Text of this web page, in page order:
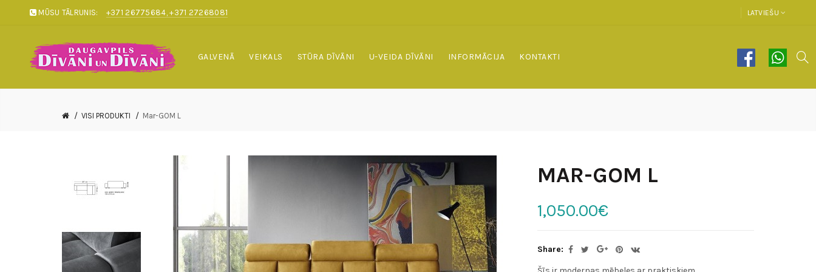
MŪSU TĀLRUNIS: +371 26775684, +371 27268081 LATVIEŠU
GALVENĀ VEIKALS STŪRA DĪVĀNI U-VEIDA DĪVĀNI INFORMĀCIJA KONTAKTI
VISI PRODUKTI Mar-GOM L
MAR-GOM L
1,050.00€
Share: